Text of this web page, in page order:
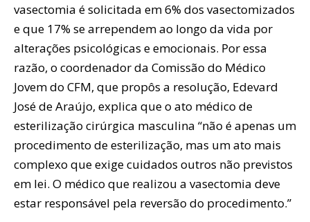
vasectomia é solicitada em 6% dos vasectomizados
e que 17% se arrependem ao longo da vida por
alterações psicológicas e emocionais. Por essa
razão, o coordenador da Comissão do Médico
Jovem do CFM, que propôs a resolução, Edevard
José de Araújo, explica que o ato médico de
esterilização cirúrgica masculina “não é apenas um
procedimento de esterilização, mas um ato mais
complexo que exige cuidados outros não previstos
em lei. O médico que realizou a vasectomia deve
estar responsável pela reversão do procedimento.”